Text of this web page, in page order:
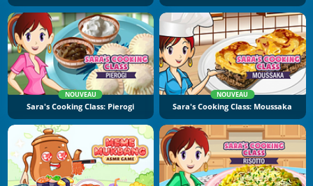
NOUVEAU
Sara's Cooking Class: Pierogi
NOUVEAU
Sara's Cooking Class: Moussaka